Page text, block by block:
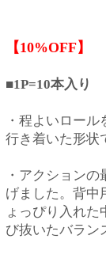
【10%OFF】
■1P=10本入り
・程よいロー
行き着いた形状
・アクション
げました。背中
ょっぴり入れ
び抜いたバラン